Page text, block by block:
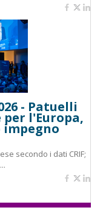
- Patuelli
per l'Europa,
impegno
secondo i dati CRIF;